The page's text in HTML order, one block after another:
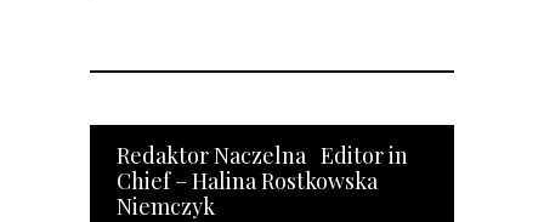
Redaktor Naczelna Editor in
Chief – Halina Rostkowska
Niemczyk